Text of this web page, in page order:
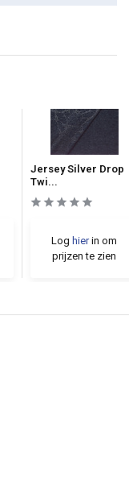
Jersey Silver Drop
Twi...
Log hierin om
prijzen te zien